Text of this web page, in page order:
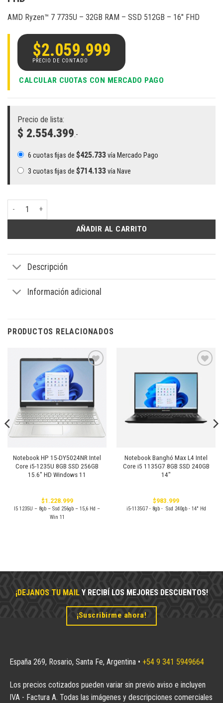
AMD Ryzen™ 7 7735U – 32GB RAM – SSD 512GB – 16″ FHD
$2.059.999
CALCULAR CUOTAS CON MERCADO PAGO
Precio de lista:
$ 2.554.399.-
6 cuotas fijas de $425.733vía Mercado Pago
3 cuotas fijas de $714.133vía Nave
Notebook ASUS ExpertBook BM1503 R7 | AMD Ryzen™ 7 7735U, 32GB
AÑADIR AL CARRITO
Descripción
Información adicional
PRODUCTOS RELACIONADOS
a la
lista de
Notebook HP 15-DY5024NR Intel
Core i5-1235U 8GB SSD 256GB
15.6″ HD Windows 11
$1.228.999
I5 1235U – 8gb – Ssd 256gb – 15,6 Hd –
Win 11
Añadir
Notebook Banghó Max L4 Intel
Core i5 1135G7 8GB SSD 240GB
14″
$983.999
i5-1135G7 - 8gb - Ssd 240gb - 14" Hd
¡DEJANOS TU MAILY RECIBÍ LOS MEJORES DESCUENTOS!
¡Suscribirme ahora!
España 269, Rosario, Santa Fe, Argentina • +54 9 341 5949664
Los precios cotizados pueden variar sin previo aviso e incluyen
IVA - Factura A. Todas las imágenes y descripciones comerciales